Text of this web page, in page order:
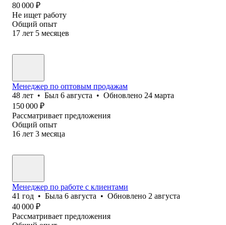
80 000 ₽
Не ищет работу
Общий опыт
17 лет 5 месяцев
Менеджер по оптовым продажам
48 лет • Был 6 августа • Обновлено 24 марта
150 000 ₽
Рассматривает предложения
Общий опыт
16 лет 3 месяца
Менеджер по работе с клиентами
41 год • Была 6 августа • Обновлено 2 августа
40 000 ₽
Рассматривает предложения